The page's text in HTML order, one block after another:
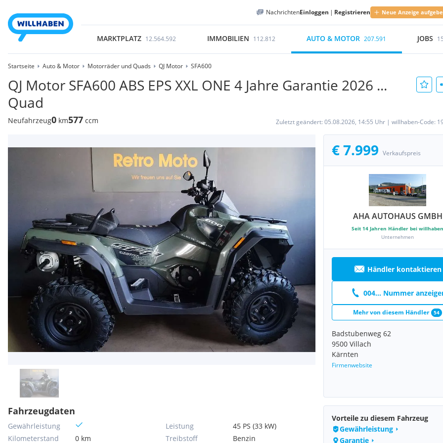
NachrichtenEinloggen | Registrieren Neue Anzeige
MARKTPLATZ 12.564.592 IMMOBILIEN 112.812 AUTO & MOTOR 207.591 JOBS
Startseite Auto & Motor Motorräder und Quads QJ Motor SFA600
QJ Motor SFA600 ABS EPS XXL ONE 4 Jahre Garantie 2026 ...
Quad
Neufahrzeug0 km577 ccm Zuletzt geändert: 05.08.2026, 14:55 Uhr | willhaben-Code:
€ 7.999 Verkaufspreis
AHA AUTOHAUS GMBH
Seit 14 Jahren Händler bei willhaben
Unternehmen
Händler kontaktieren
004... Nummer
Mehr von diesem Händler 54
Badstubenweg 62
9500 Villach
Kärnten
Firmenwebsite
Fahrzeugdaten
Gewährleistung
Kilometerstand
0 km
Leistung
45 PS (33 kW)
Treibstoff
Benzin
Vorteile zu diesem Fahrzeug
Gewährleistung
Garantie